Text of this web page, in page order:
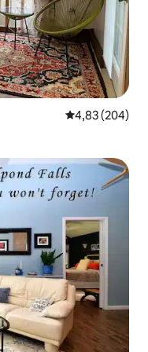
4,83 de uma
4,83 (204)